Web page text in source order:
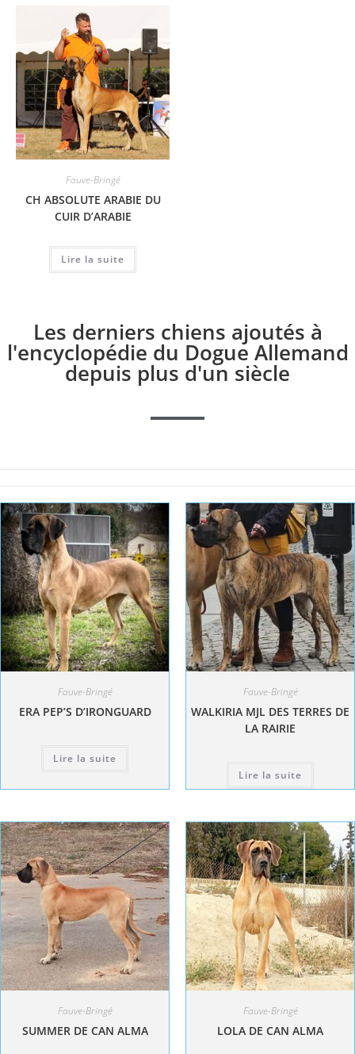
Fauve-Bringé
CH ABSOLUTE ARABIE DU
CUIR D’ARABIE
Lire la suite
Les derniers chiens ajoutés à
l'encyclopédie du Dogue Allemand
depuis plus d'un siècle
Fauve-Bringé
ERA PEP’S D’IRONGUARD
Lire la suite
Fauve-Bringé
WALKIRIA MJL DES TERRES DE
LA RAIRIE
Lire la suite
Fauve-Bringé
SUMMER DE CAN ALMA
Fauve-Bringé
LOLA DE CAN ALMA